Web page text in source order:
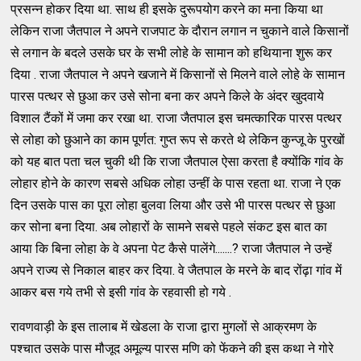
प्रसन्न होकर दिया था. साथ ही इसके दुरूपयोग करने का मना किया था
लेकिन राजा जैतपाल ने अपने राजपाट के दौरान लगान न चुकाने वाले किसानों
से लगान के बदले उसके घर के सभी लोहे के सामान को हथियाना शुरू कर
दिया . राजा जैतपाल ने अपने खजाने में किसानों से मिलने वाले लोहे के सामान
पारस पत्थर से छुआ कर उसे सोना बना कर अपने किले के अंदर खुदवाये
विशाल टैंकों में जमा कर रखा था. राजा जैतपाल इस चमत्कारिक पारस पत्थर
से लोहा को छुआने का काम पूर्णत: गुप्त रूप से करते थे लेकिन कुन्जू के पुरखों
को यह बात पता चल चुकी थी कि राजा जैतपाल ऐसा करता है क्योंकि गांव के
लोहार होने के कारण सबसे अधिक लोहा उन्हीं के पास रहता था. राजा ने एक
दिन उसके पास का पूरा लोहा बुलवा लिया और उसे भी पारस पत्थर से छुआ
कर सोना बना दिया. अब लोहारों के सामने सबसे पहले संकट इस बात का
आया कि बिना लोहा के वे अपना पेट कैसे पालेंगे.......? राजा जैतपाल ने उन्हें
अपने राज्य से निकाल बाहर कर दिया. वे जैतपाल के मरने के बाद रोंढ़ा गांव में
आकर बस गये तभी से इसी गांव के रहवासी हो गये .
रावणवाड़ी के इस तालाब में खेडला के राजा द्वारा मुगलों से आक्रमण के
पश्चात उसके पास मौजूद अमूल्य पारस मणि को फेंकने की इस कथा ने गोरे